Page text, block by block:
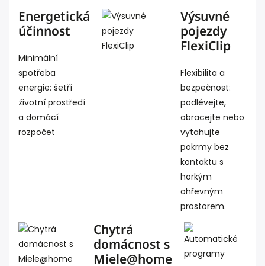
Energetická
účinnost
Minimální
spotřeba
energie: šetří
životní prostředí
a domácí
rozpočet
Výsuvné
pojezdy
FlexiClip
Flexibilita a
bezpečnost:
podlévejte,
obracejte nebo
vytahujte
pokrmy bez
kontaktu s
horkým
ohřevným
prostorem.
Chytrá
domácnost s
Miele@home